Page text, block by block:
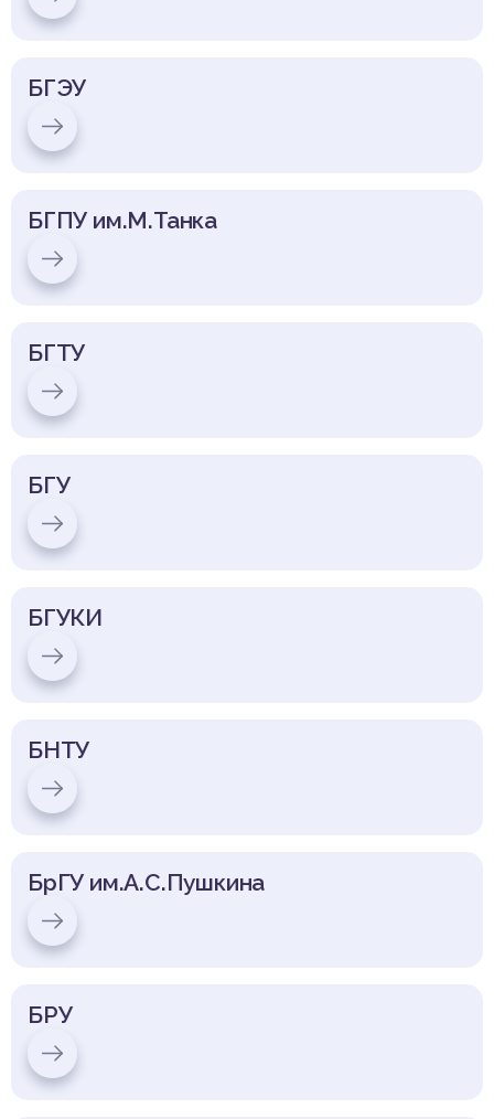
БГЭУ
БГПУ им.М.Танка
БГТУ
БГУ
БГУКИ
БНТУ
БрГУ им.А.С.Пушкина
БРУ